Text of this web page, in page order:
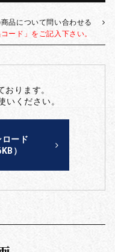
商品について問い合わせる
ード」をご記入下さい。
おります。
いください。
ード
）